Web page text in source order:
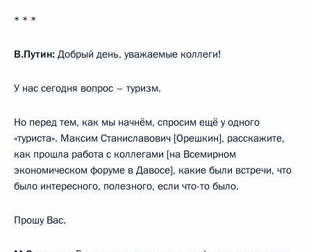
* * *
В.Путин: Добрый день, уважаемые коллеги!
У нас сегодня вопрос – туризм.
Но перед тем, как мы начнём, спросим ещё у одного
«туриста». Максим Станиславович [Орешкин], расскажите,
как прошла работа с коллегами [на Всемирном
экономическом форуме в Давосе], какие были встречи, что
было интересного, полезного, если что-то было.
Прошу Вас.